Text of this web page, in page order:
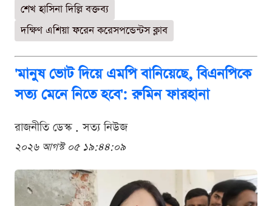
শেখ হাসিনা দিল্লি বক্তব্য
দক্ষিণ এশিয়া ফরেন করেসপন্ডেন্টস ক্লাব
'মানুষ ভোট দিয়ে এমপি বানিয়েছে, বিএনপিকে
সত্য মেনে নিতে হবে': রুমিন ফারহানা
রাজনীতি ডেস্ক . সত্য নিউজ
২০২৬ আগস্ট ০৫ ১৯:৪৪:০৯